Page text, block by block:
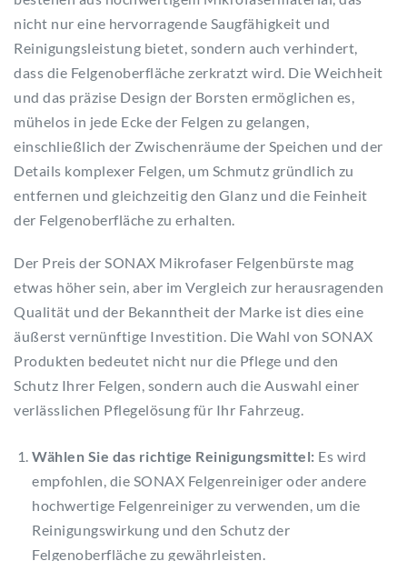
nicht nur eine hervorragende Saugfähigkeit und
Reinigungsleistung bietet, sondern auch verhindert,
dass die Felgenoberfläche zerkratzt wird. Die Weichheit
und das präzise Design der Borsten ermöglichen es,
mühelos in jede Ecke der Felgen zu gelangen,
einschließlich der Zwischenräume der Speichen und der
Details komplexer Felgen, um Schmutz gründlich zu
entfernen und gleichzeitig den Glanz und die Feinheit
der Felgenoberfläche zu erhalten.
Der Preis der SONAX Mikrofaser Felgenbürste mag
etwas höher sein, aber im Vergleich zur herausragenden
Qualität und der Bekanntheit der Marke ist dies eine
äußerst vernünftige Investition. Die Wahl von SONAX
Produkten bedeutet nicht nur die Pflege und den
Schutz Ihrer Felgen, sondern auch die Auswahl einer
verlässlichen Pflegelösung für Ihr Fahrzeug.
Wählen Sie das richtige Reinigungsmittel: Es wird
empfohlen, die SONAX Felgenreiniger oder andere
hochwertige Felgenreiniger zu verwenden, um die
Reinigungswirkung und den Schutz der
Felgenoberfläche zu gewährleisten.